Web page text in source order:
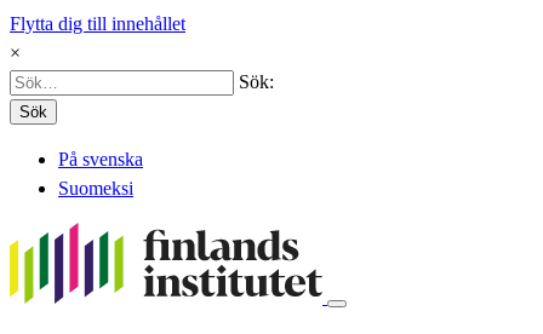
Flytta dig till innehållet
×
Sök:
Sök
På svenska
Suomeksi